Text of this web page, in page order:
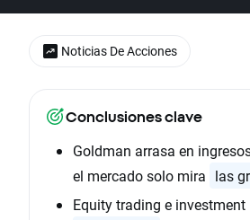
Conclusiones clave
Goldman arrasa en
el mercado solo mira las
Equity trading e
Noticias De Acciones